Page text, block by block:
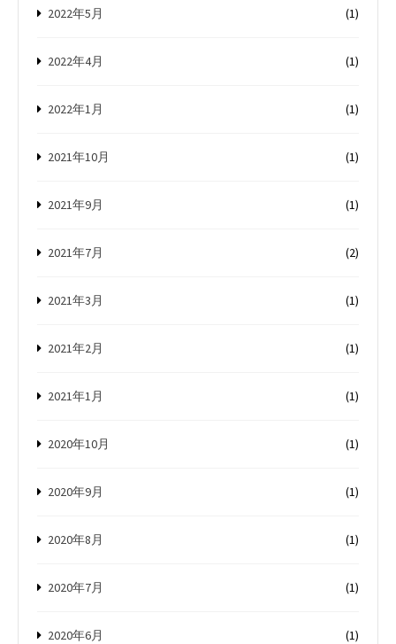
2022年5月 (1)
2022年4月 (1)
2022年1月 (1)
2021年10月 (1)
2021年9月 (1)
2021年7月 (2)
2021年3月 (1)
2021年2月 (1)
2021年1月 (1)
2020年10月 (1)
2020年9月 (1)
2020年8月 (1)
2020年7月 (1)
2020年6月 (1)